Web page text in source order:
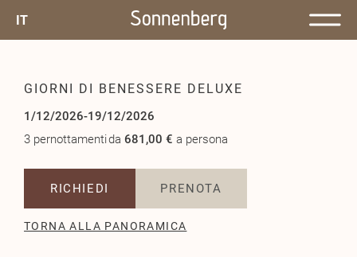
IT
GIORNI DI BENESSERE DELUXE
1/12/2026-19/12/2026
3 pernottamentida 681,00 € a persona
RICHIEDI PRENOTA
TORNA ALLA PANORAMICA